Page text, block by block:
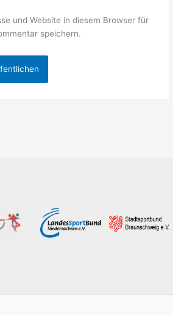
und Website in diesem Browser für
speichern.